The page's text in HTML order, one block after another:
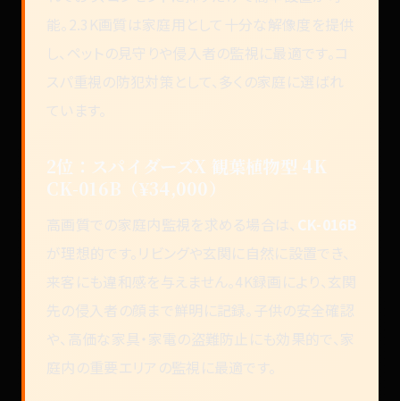
能。2.3K画質は家庭用として十分な解像度を提供
し、ペットの見守りや侵入者の監視に最適です。コ
スパ重視の防犯対策として、多くの家庭に選ばれ
ています。
2位：スパイダーズX 観葉植物型 4K
CK-016B（¥34,000）
高画質での家庭内監視を求める場合は、 CK-016B
が理想的です。リビングや玄関に自然に設置でき、
来客にも違和感を与えません。4K録画により、玄関
先の侵入者の顔まで鮮明に記録。子供の安全確認
や、高価な家具・家電の盗難防止にも効果的で、家
庭内の重要エリアの監視に最適です。